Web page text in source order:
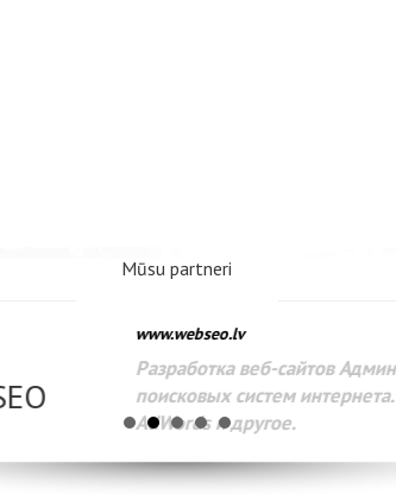
Mūsu partneri
веб-сайтов Администрирование веб-
систем интернета. Раскрутка веб-